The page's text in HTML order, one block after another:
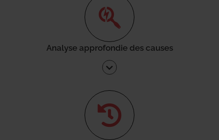
Analyse approfondie des causes